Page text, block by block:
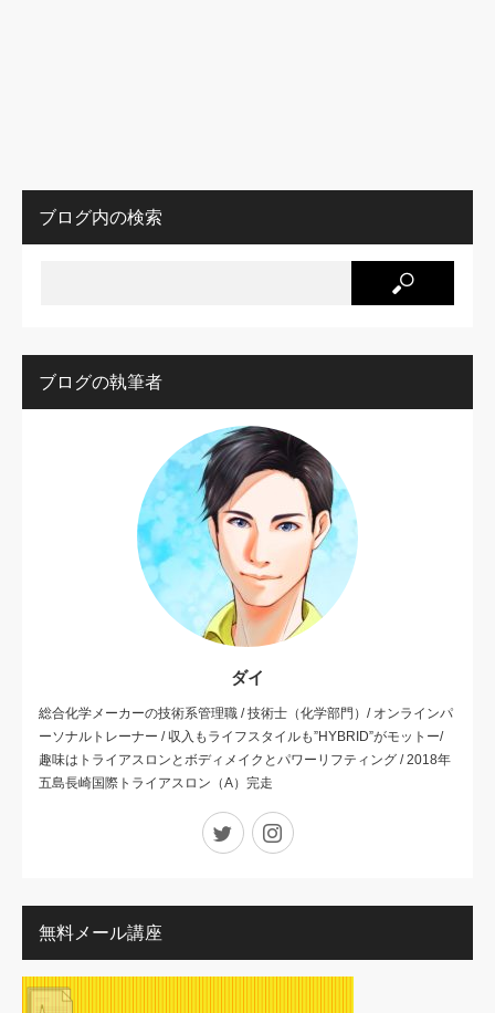
ブログ内の検索
ブログの執筆者
ダイ
総合化学メーカーの技術系管理職 / 技術士（化学部門）/ オンラインパ
ーソナルトレーナー / 収入もライフスタイルも”HYBRID”がモットー/
趣味はトライアスロンとボディメイクとパワーリフティング / 2018年
五島長崎国際トライアスロン（A）完走
Twitter Instagram
無料メール講座